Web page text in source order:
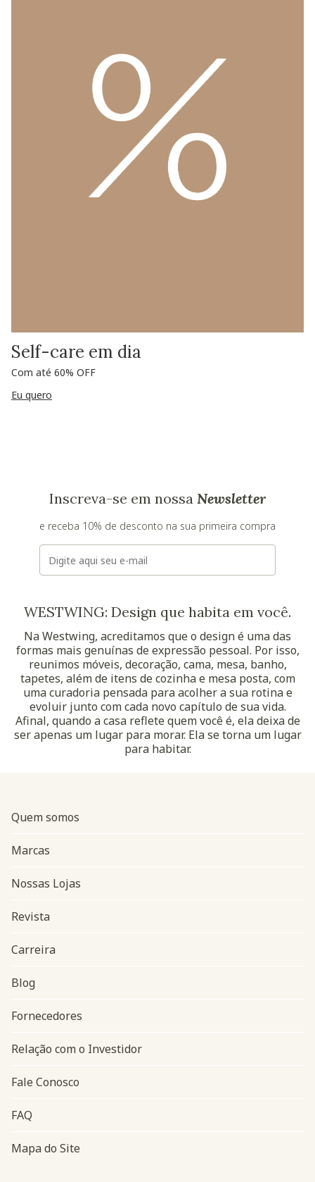
Self-care em dia
Com até 60% OFF
Eu quero
Inscreva-se em nossa Newsletter
e receba 10% de desconto na sua primeira compra
E-mail
WESTWING: Design que habita em você.
Na Westwing, acreditamos que o design é uma das
formas mais genuínas de expressão pessoal. Por isso,
reunimos móveis, decoração, cama, mesa, banho,
tapetes, além de itens de cozinha e mesa posta, com
uma curadoria pensada para acolher a sua rotina e
evoluir junto com cada novo capítulo de sua vida.
Afinal, quando a casa reflete quem você é, ela deixa de
ser apenas um lugar para morar. Ela se torna um lugar
para habitar.
Navegação do rodapé
Quem somos
Marcas
Nossas Lojas
Revista
Carreira
Blog
Fornecedores
Relação com o Investidor
Fale Conosco
FAQ
Mapa do Site